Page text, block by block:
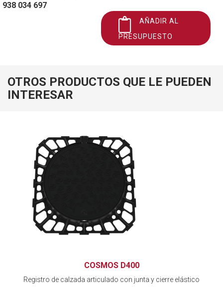
938 034 697
AÑADIR AL
PRESUPUESTO
OTROS PRODUCTOS QUE LE PUEDEN
INTERESAR
COSMOS D400
Registro de calzada articulado con junta y cierre elástico